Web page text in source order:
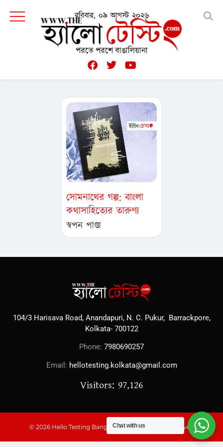
রবিবার, ০৯ আগস্ট ২০২৬
পরতে পরশে বাঙালিয়ানা
সোমনাথের গল্প: বাংলা
কথাসাহিত্যের তারুণ্য
স্বপন পাণ্ডা
104/3 Harisava Road, Anandapuri, N. C. Pukur, Barrackpore,
Kolkata- 700122
Phone: 7980690257
Email: hellotesting.kolkata@gmail.com
Visitors: 97,126
© 2026 Hello Testing Bangal Kabita, All Rights Reserved
Chat with us